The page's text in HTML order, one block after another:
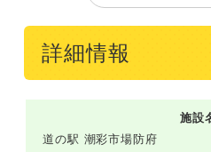
詳細情報
施設
道の駅 潮彩市場防府